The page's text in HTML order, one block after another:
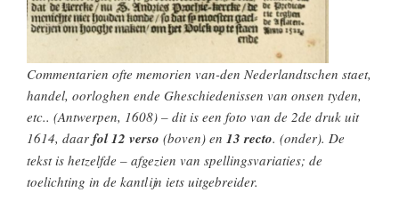
Commentarien ofte memorien van-den Nederlandtschen staet,
handel, oorloghen ende Gheschiedenissen van onsen tyden,
etc.. (Antwerpen, 1608) – dit is een foto van de 2de druk uit
1614, daar fol 12 verso (boven) en 13 recto. (onder). De
tekst is hetzelfde – afgezien van spellingsvariaties; de
toelichting in de kantlijn iets uitgebreider.